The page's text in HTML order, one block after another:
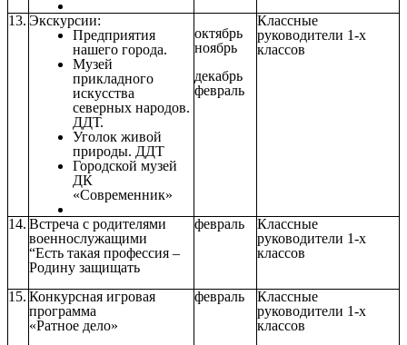
13. Экскурсии:
Предприятия
нашего города.
Музей
прикладного
искусства
северных народов.
ДДТ.
Уголок живой
природы. ДДТ
Городской музей
ДК
«Современник»
октябрь
ноябрь
декабрь
февраль
Классные
руководители 1-х
классов
14. Встреча с родителями
военнослужащими
“Есть такая профессия –
Родину защищать
февраль
Классные
руководители 1-х
классов
15. Конкурсная игровая
программа
«Ратное дело»
февраль
Классные
руководители 1-х
классов